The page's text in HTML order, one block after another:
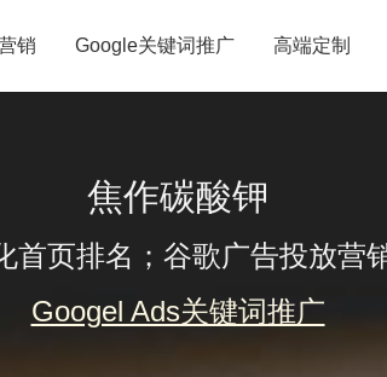
销 Google关键词推广 高端定制
焦作碳酸钾
首页排名；谷歌广告投放营
Googel Ads关键词推广